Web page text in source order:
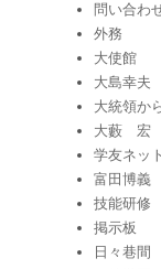
問い合わ
外務
大使館
大島幸夫
大統領か
大藪 宏
学友ネット
富田博義
技能研修
掲示板
日々巷間